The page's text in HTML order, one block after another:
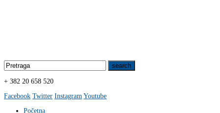
+ 382 20 658 520
Facebook Twitter Instagram Youtube
Početna